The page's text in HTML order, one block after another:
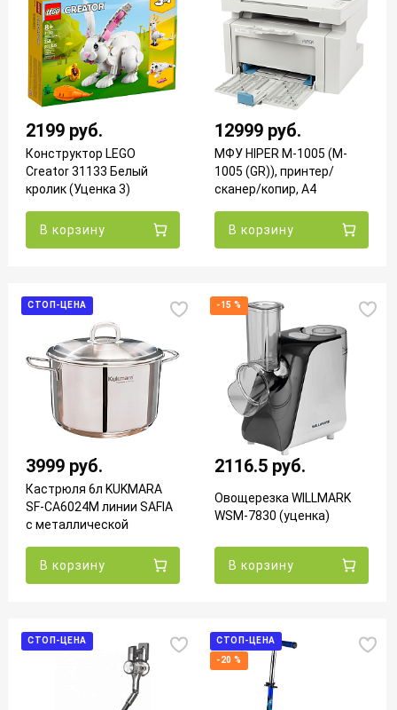
2199 руб.
Конструктор LEGO
Creator 31133 Белый
кролик (Уценка 3)
В корзину
12999 руб.
МФУ HIPER M-1005 (M-
1005 (GR)), принтер/
сканер/копир, A4
В корзину
СТОП-ЦЕНА
3999 руб.
Кастрюля 6л KUKMARA
SF-CA6024M линии SAFIA
с металлической
В корзину
-15 %
2116.5 руб.
Овощерезка WILLMARK
WSM-7830 (уценка)
В корзину
СТОП-ЦЕНА
СТОП-ЦЕНА
-20 %